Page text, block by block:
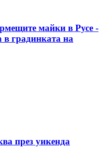
майки в Русе -
в градинката на
през уикенда